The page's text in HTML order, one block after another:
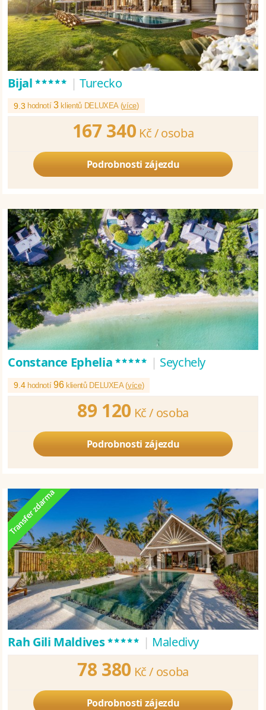
Bijal***** | Turecko
9.3 hodnotí3klientů DELUXEA (více)
167 340 Kč /osoba
Podrobnosti zájezdu
Constance Ephelia***** | Seychely
9.4 hodnotí96klientů DELUXEA (více)
89 120 Kč / osoba
Podrobnosti zájezdu
Rah Gili Maldives***** | Maledivy
78 380 Kč / osoba
Podrobnosti zájezdu